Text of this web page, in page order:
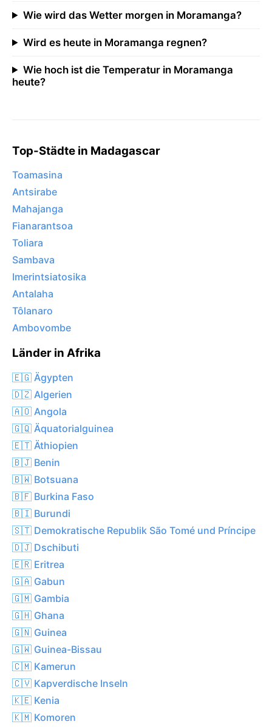
Wie wird das Wetter morgen in Moramanga?
Wird es heute in Moramanga regnen?
Wie hoch ist die Temperatur in Moramanga
heute?
Top-Städte in Madagascar
Toamasina
Antsirabe
Mahajanga
Fianarantsoa
Toliara
Sambava
Imerintsiatosika
Antalaha
Tôlanaro
Ambovombe
Länder in Afrika
🇪🇬 Ägypten
🇩🇿 Algerien
🇦🇴 Angola
🇬🇶 Äquatorialguinea
🇪🇹 Äthiopien
🇧🇯 Benin
🇧🇼 Botsuana
🇧🇫 Burkina Faso
🇧🇮 Burundi
🇸🇹 Demokratische Republik São Tomé und Príncipe
🇩🇯 Dschibuti
🇪🇷 Eritrea
🇬🇦 Gabun
🇬🇲 Gambia
🇬🇭 Ghana
🇬🇳 Guinea
🇬🇼 Guinea-Bissau
🇨🇲 Kamerun
🇨🇻 Kapverdische Inseln
🇰🇪 Kenia
🇰🇲 Komoren